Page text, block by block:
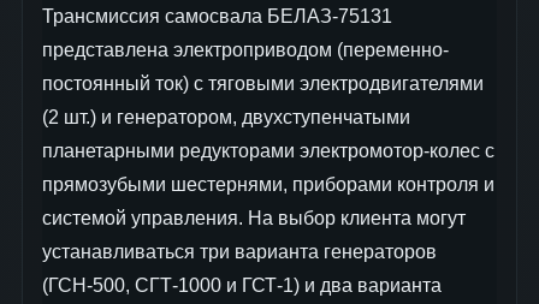
Трансмиссия самосвала БЕЛАЗ-75131
представлена электроприводом (переменно-
постоянный ток) с тяговыми электродвигателями
(2 шт.) и генератором, двухступенчатыми
планетарными редукторами электромотор-колес с
прямозубыми шестернями, приборами контроля и
системой управления. На выбор клиента могут
устанавливаться три варианта генераторов
(ГСН-500, СГТ-1000 и ГСТ-1) и два варианта